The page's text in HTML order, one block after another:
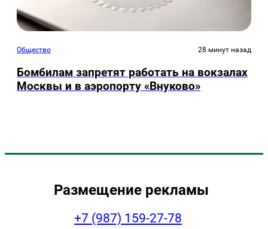
Общество 28 минут назад
Бомбилам запретят работать на вокзалах
Москвы и в аэропорту «Внуково»
Размещение рекламы
+7 (987) 159-27-78